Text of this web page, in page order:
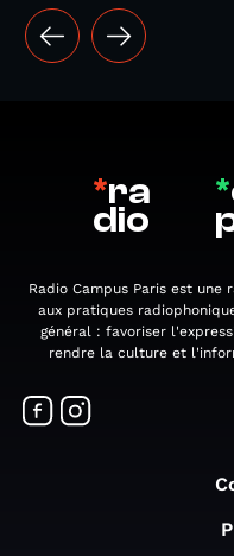
*ra
dio
*
Radio Campus Paris est
aux pratiques
général : favoriser
rendre la culture et